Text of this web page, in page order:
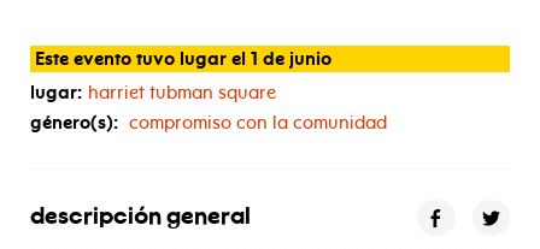
Este evento tuvo lugar el 1 de junio
lugar: harriet tubman square
género(s): compromiso con la comunidad
descripción general